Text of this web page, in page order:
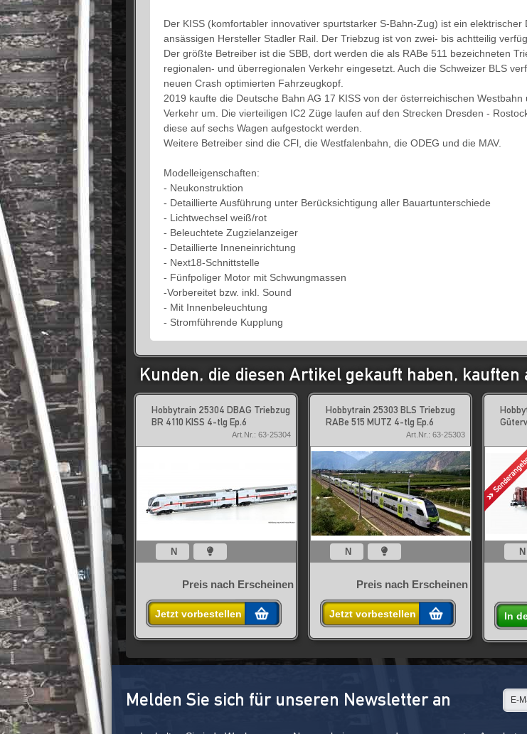
Der KISS (komfortabler innovativer spurtstarker S-Bahn-Zug) ist ein
ansässigen Hersteller Stadler Rail. Der Triebzug ist von zwei- bis achtteilig
Der größte Betreiber ist die SBB, dort werden die als RABe 511 bezeichneten
regionalen- und überregionalen Verkehr eingesetzt. Auch die Schweizer BLS
neuen Crash optimierten Fahrzeugkopf.
2019 kaufte die Deutsche Bahn AG 17 KISS von der österreichischen
Verkehr um. Die vierteiligen IC2 Züge laufen auf den Strecken Dresden -
diese auf sechs Wagen aufgestockt werden.
Weitere Betreiber sind die CFl, die Westfalenbahn, die ODEG und die MAV.
Modelleigenschaften:
- Neukonstruktion
- Detaillierte Ausführung unter Berücksichtigung aller Bauartunterschiede
- Lichtwechsel weiß/rot
- Beleuchtete Zugzielanzeiger
- Detaillierte Inneneinrichtung
- Next18-Schnittstelle
- Fünfpoliger Motor mit Schwungmassen
-Vorbereitet bzw. inkl. Sound
- Mit Innenbeleuchtung
- Stromführende Kupplung
Kunden, die diesen Artikel gekauft haben, kauften
Hobbytrain 25304 DBAG Triebzug
BR 4110 KISS 4-tlg Ep.6
Art.Nr.: 63-25304
N
Preis nach Erscheinen
Jetzt vorbestellen
Hobbytrain 25303 BLS Triebzug
RABe 515 MUTZ 4-tlg Ep.6
Art.Nr.: 63-25303
N
Preis nach Erscheinen
Jetzt vorbestellen
N
In
Melden Sie sich für unseren Newsletter an